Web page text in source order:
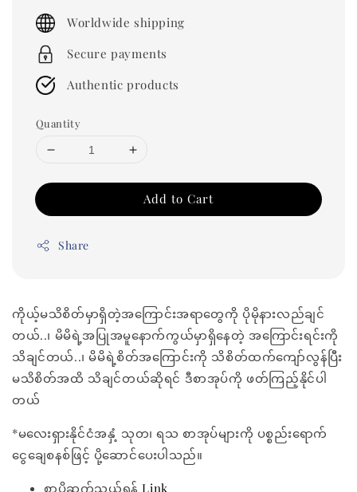
price
Worldwide shipping
Secure payments
Authentic products
Quantity
Add to Cart
Share
ကိုယ့်မသိစိတ်မှာရှိတဲ့အကြောင်းအရာတွေကို ပိုမိုနားလည်ချင်
တယ်..၊ မိမိရဲ့အပြုအမူနောက်ကွယ်မှာရှိနေတဲ့ အကြောင်းရင်းကို
သိချင်တယ်..၊ မိမိရဲ့စိတ်အကြောင်းကို သိစိတ်ထက်ကျော်လွန်ပြီး
မသိစိတ်အထိ သိချင်တယ်ဆိုရင် ဒီစာအုပ်ကို ဖတ်ကြည့်နိုင်ပါ
တယ်
*မလေးရှားနိုင်ငံအနှံ့ သုတ၊ ရသ စာအုပ်များကို ပစ္စည်းရောက်
ငွေချေစနစ်ဖြင့် ပို့ဆောင်ပေးပါသည်။
စာပို့ဆက်သွယ်ရန်Link